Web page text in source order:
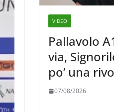
VIDEO
Pallavolo
via,
po’ una
abbiamo le
cosa
07/08/2026